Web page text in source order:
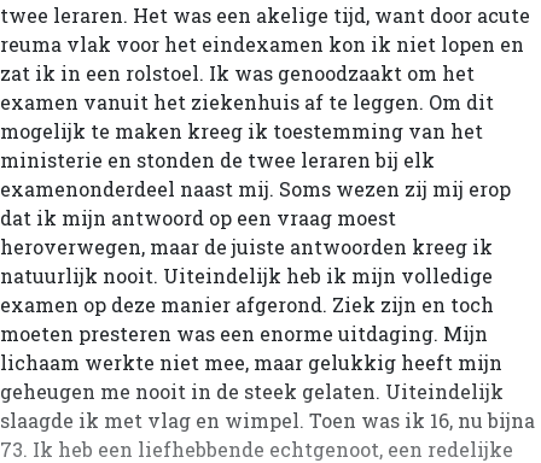
twee leraren. Het was een akelige tijd, want door acute
reuma vlak voor het eindexamen kon ik niet lopen en
zat ik in een rolstoel. Ik was genoodzaakt om het
examen vanuit het ziekenhuis af te leggen. Om dit
mogelijk te maken kreeg ik toestemming van het
ministerie en stonden de twee leraren bij elk
examenonderdeel naast mij. Soms wezen zij mij erop
dat ik mijn antwoord op een vraag moest
heroverwegen, maar de juiste antwoorden kreeg ik
natuurlijk nooit. Uiteindelijk heb ik mijn volledige
examen op deze manier afgerond. Ziek zijn en toch
moeten presteren was een enorme uitdaging. Mijn
lichaam werkte niet mee, maar gelukkig heeft mijn
geheugen me nooit in de steek gelaten. Uiteindelijk
slaagde ik met vlag en wimpel. Toen was ik 16, nu bijna
73. Ik heb een liefhebbende echtgenoot, een redelijke